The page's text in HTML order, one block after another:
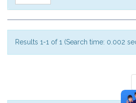
Results 1-1 of 1 (Search time: 0.002